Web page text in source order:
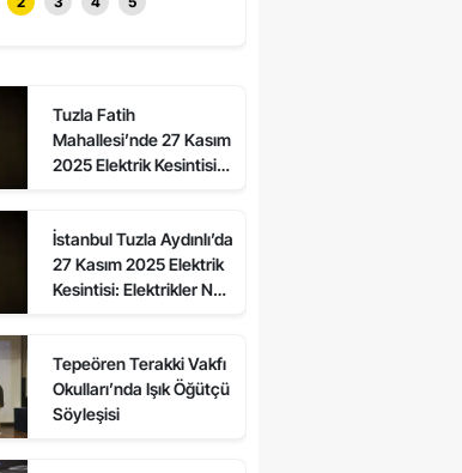
Tuzla Fatih
Mahallesi’nde 27 Kasım
2025 Elektrik Kesintisi:
Ne Zaman Gelecek?
İstanbul Tuzla Aydınlı’da
27 Kasım 2025 Elektrik
Kesintisi: Elektrikler Ne
Tepeören Terakki Vakfı
Okulları’nda Işık Öğütçü
Söyleşisi